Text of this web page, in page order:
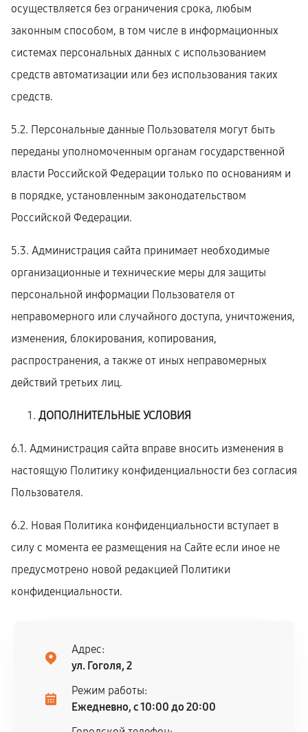
осуществляется без ограничения срока, любым
законным способом, в том числе в информационных
системах персональных данных с использованием
средств автоматизации или без использования таких
средств.
5.2. Персональные данные Пользователя могут быть
переданы уполномоченным органам государственной
власти Российской Федерации только по основаниям и
в порядке, установленным законодательством
Российской Федерации.
5.3. Администрация сайта принимает необходимые
организационные и технические меры для защиты
персональной информации Пользователя от
неправомерного или случайного доступа, уничтожения,
изменения, блокирования, копирования,
распространения, а также от иных неправомерных
действий третьих лиц.
ДОПОЛНИТЕЛЬНЫЕ УСЛОВИЯ
6.1. Администрация сайта вправе вносить изменения в
настоящую Политику конфиденциальности без согласия
Пользователя.
6.2. Новая Политика конфиденциальности вступает в
силу с момента ее размещения на Сайте если иное не
предусмотрено новой редакцией Политики
конфиденциальности.
Адрес:
ул. Гоголя, 2
Режим работы:
Ежедневно, с 10:00 до 20:00